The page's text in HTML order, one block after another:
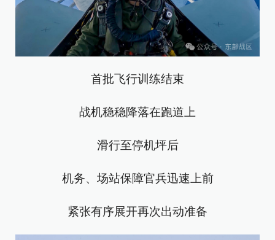
首批飞行训练结束
战机稳稳降落在跑道上
滑行至停机坪后
机务、场站保障官兵迅速上前
紧张有序展开再次出动准备